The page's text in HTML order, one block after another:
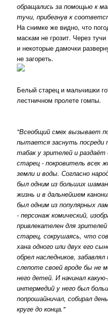
обращались за помощью к
тучи, прибегнув к
На снимке же видно, что
маскам не грозит. Через
и некоторые дамочки
не загореть.
Белый старец и мальчишки
лестничном пролете гомпы.
"Всеобщий смех вызывает
пытается заснуть
табак у зрителей и
старец - покровитель всех
земли и воды. Согласно
был одним из больших
жизнь и в дальнейшем
был одним из популярных
- персонаж комический,
привлекателен для
старец, сокрушаясь, что
хана одного или двух его
обрел наследников,
слепоте своей вроде бы не
него детей. И начинал
интермедий у него был
попрошайничал, собирал
круге до конца."